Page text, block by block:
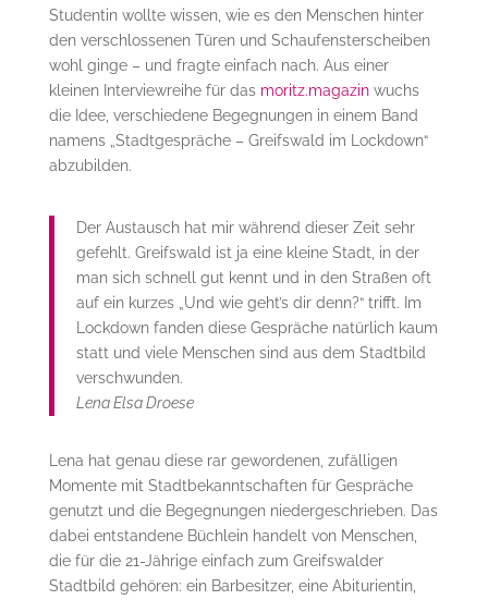
Studentin wollte wissen, wie es den Menschen hinter
den verschlossenen Türen und Schaufensterscheiben
wohl ginge – und fragte einfach nach. Aus einer
kleinen Interviewreihe für das moritz.magazinwuchs
die Idee, verschiedene Begegnungen in einem Band
namens „Stadtgespräche – Greifswald im Lockdown“
abzubilden.
Der Austausch hat mir während dieser Zeit sehr
gefehlt. Greifswald ist ja eine kleine Stadt, in der
man sich schnell gut kennt und in den Straßen oft
auf ein kurzes „Und wie geht’s dir denn?“ trifft. Im
Lockdown fanden diese Gespräche natürlich kaum
statt und viele Menschen sind aus dem Stadtbild
verschwunden.
Lena Elsa Droese
Lena hat genau diese rar gewordenen, zufälligen
Momente mit Stadtbekanntschaften für Gespräche
genutzt und die Begegnungen niedergeschrieben. Das
dabei entstandene Büchlein handelt von Menschen,
die für die 21-Jährige einfach zum Greifswalder
Stadtbild gehören: ein Barbesitzer, eine Abiturientin,